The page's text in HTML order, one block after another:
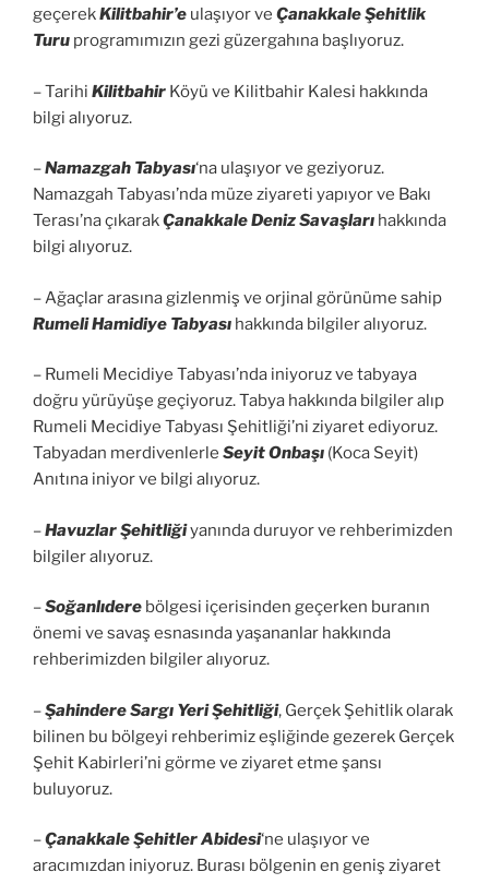
geçerekKilitbahir’e ulaşıyor ve Çanakkale Şehitlik
Turu programımızın gezi güzergahına başlıyoruz.
– Tarihi Kilitbahir Köyü ve Kilitbahir Kalesi hakkında
bilgi alıyoruz.
–Namazgah Tabyası‘na ulaşıyor ve geziyoruz.
Namazgah Tabyası’nda müze ziyareti yapıyor ve Bakı
Terası’na çıkarakÇanakkale Deniz Savaşları hakkında
bilgi alıyoruz.
– Ağaçlar arasına gizlenmiş ve orjinal görünüme sahip
Rumeli Hamidiye Tabyası hakkında bilgiler alıyoruz.
– Rumeli Mecidiye Tabyası’nda iniyoruz ve tabyaya
doğru yürüyüşe geçiyoruz. Tabya hakkında bilgiler alıp
Rumeli Mecidiye Tabyası Şehitliği’ni ziyaret ediyoruz.
Tabyadan merdivenlerle Seyit Onbaşı (Koca Seyit)
Anıtına iniyor ve bilgi alıyoruz.
–Havuzlar Şehitliğiyanında duruyor ve rehberimizden
bilgiler alıyoruz.
–Soğanlıdere bölgesi içerisinden geçerken buranın
önemi ve savaş esnasında yaşananlar hakkında
rehberimizden bilgiler alıyoruz.
–Şahindere Sargı Yeri Şehitliği, Gerçek Şehitlik olarak
bilinen bu bölgeyi rehberimiz eşliğinde gezerek Gerçek
Şehit Kabirleri’ni görme ve ziyaret etme şansı
buluyoruz.
–Çanakkale Şehitler Abidesi‘ne ulaşıyor ve
aracımızdan iniyoruz. Burası bölgenin en geniş ziyaret